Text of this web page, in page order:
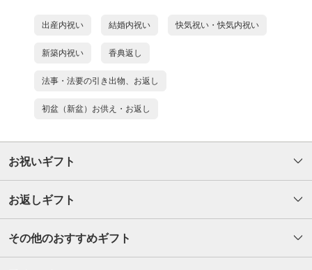
出産内祝い 結婚内祝い 快気祝い・快気内祝い
新築内祝い 香典返し
法事・法要の引き出物、お返し
初盆（新盆）お供え・お返し
お祝いギフト
お返しギフト
その他のおすすめギフト